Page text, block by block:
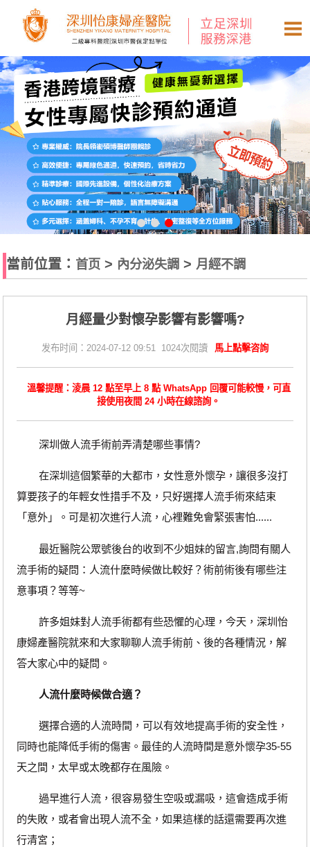
當前位置： 首页 > 內分泌失調 > 月經不調
月經量少對懷孕影響有影響嗎?
发布时间：2024-07-12 09:51 1024次閱讀 馬上點擊咨詢
溫馨提醒：淩晨 12 點至早上 8 點 WhatsApp 回覆可能較慢，可直
接使用夜間 24 小時在線諮詢。
深圳做人流手術前弄清楚哪些事情?
在深圳這個繁華的大都市，女性意外懷孕，讓很多沒打
算要孩子的年輕女性措手不及，只好選擇人流手術來結束
「意外」。可是初次進行人流，心裡難免會緊張害怕......
最近醫院公眾號後台的收到不少姐妹的留言,詢問有關人
流手術的疑問：人流什麼時候做比較好？術前術後有哪些注
意事項？等等~
許多姐妹對人流手術都有些恐懼的心理，今天，深圳怡
康婦產醫院就來和大家聊聊人流手術前、後的各種情況，解
答大家心中的疑問。
人流什麼時候做合適？
選擇合適的人流時間，可以有效地提高手術的安全性，
同時也能降低手術的傷害。最佳的人流時間是意外懷孕35-55
天之間，太早或太晚都存在風險。
過早進行人流，很容易發生空吸或漏吸，這會造成手術
的失敗，或者會出現人流不全，如果這樣的話還需要再次進
行清宮；